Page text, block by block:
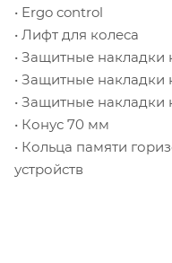
• Ergo control
• Лифт для колеса
• Защитные накладки
• Защитные накладки
• Защитные накладки
• Конус 70 мм
• Кольца памяти
устройств